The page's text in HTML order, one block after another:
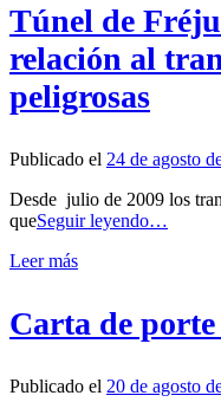
Túnel de
relación al
peligrosas
Publicado el 24 de agosto
Desde julio de 2009 los
queSeguir leyendo…
Leer más
Carta de
Publicado el 20 de agosto